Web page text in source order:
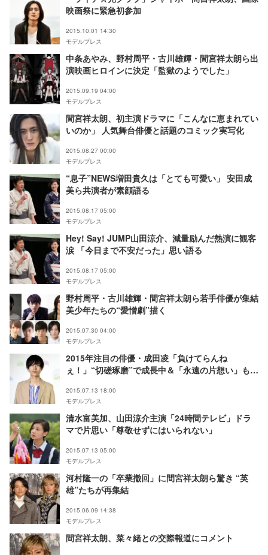
映画祭に緊急初参加
2015.10.01 14:30
モデルプレス
中条あやみ、野村周平・古川雄輝・間宮祥太朗ら出
演映画ヒロインに決定「監獄のようでした」
2015.09.19 04:00
モデルプレス
間宮祥太朗、初主演ドラマに「こんなに恵まれてい
いのか」 人気舞台俳優と話題のコミック実写化
2015.08.27 00:00
モデルプレス
“息子”NEWS増田貴久は「とても可愛い」 安田成
美ら共演者が素顔語る
2015.08.17 05:00
モデルプレス
Hey! Say! JUMP山田涼介、減量励んだ熱演に観客
涙 「今日まで不安だった」思い語る
2015.08.17 05:00
モデルプレス
野村周平・古川雄輝・間宮祥太朗ら若手俳優が集結
美少年たちの“愛憎劇”描く
2015.07.30 04:00
モデルプレス
2015年注目の俳優・成田凌「負けてらんね
ぇ！」“切磋琢磨”で成長中＆「永遠の片想い」も告
2015.07.13 18:00
モデルプレス
清水富美加、山田涼介主演「24時間テレビ」ドラ
マで片思い「尊敬せずにはいられない」
2015.07.13 05:00
モデルプレス
河村隆一の「卒業撤回」に間宮祥太朗ら驚き “英
雄”たちが再集結
2015.06.09 14:38
モデルプレス
間宮祥太朗、菜々緒との交際報道にコメント